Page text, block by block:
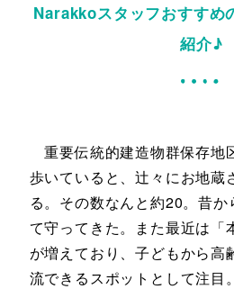
Narakkoスタッフおすすめ
紹介♪
重要伝統的建造物群保存地
歩いていると、辻々にお地蔵
る。その数なんと約20。昔か
て守ってきた。また最近は「
が増えており、子どもから高
流できるスポットとして注目。